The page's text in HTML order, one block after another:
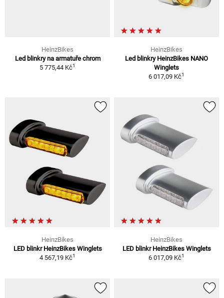
HeinzBikes
Led blinkry na armatuře chrom
5 775,44 Kč1
HeinzBikes
Led blinkry HeinzBikes NANO
Winglets
6 017,09 Kč1
HeinzBikes
LED blinkr HeinzBikes Winglets
4 567,19 Kč1
HeinzBikes
LED blinkr HeinzBikes Winglets
6 017,09 Kč1